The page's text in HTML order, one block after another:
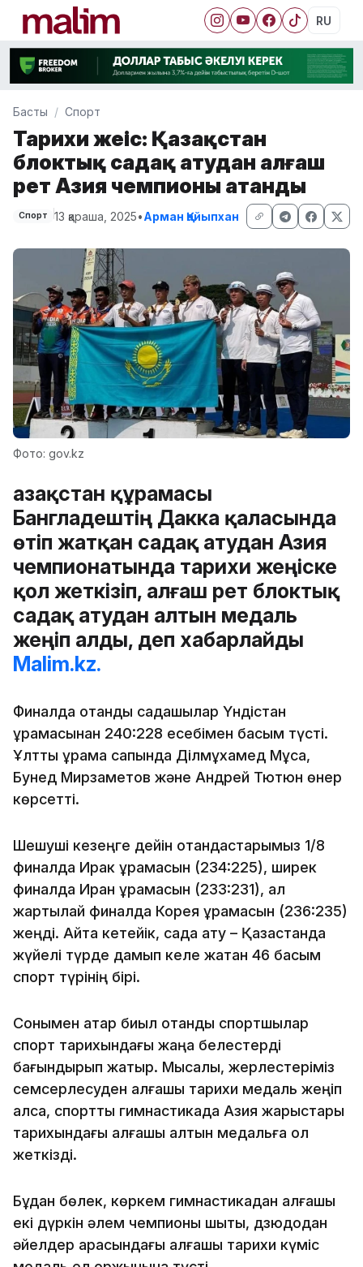
RU
Басты Спорт
Тарихи жеңіс: Қазақстан
блоктық садақ атудан алғаш
рет Азия чемпионы атанды
Спорт 13 қараша, 2025•Арман Қайыпхан
Фото: gov.kz
Қазақстан құрамасы
Бангладештің Дакка қаласында
өтіп жатқан садақ атудан Азия
чемпионатында тарихи жеңіске
қол жеткізіп, алғаш рет блоктық
садақ атудан алтын медаль
жеңіп алды, деп хабарлайды
Malim.kz.
Финалда отандық садақшылар Үндістан
құрамасынан 240:228 есебімен басым түсті.
Ұлттық құрама сапында Ділмұхамед Мұса,
Бунед Мирзаметов және Андрей Тютюн өнер
көрсетті.
Шешуші кезеңге дейін отандастарымыз 1/8
финалда Ирак құрамасын (234:225), ширек
финалда Иран құрамасын (233:231), ал
жартылай финалда Корея құрамасын (236:235)
жеңді. Айта кетейік, садақ ату – Қазақстанда
жүйелі түрде дамып келе жатқан 46 басым
спорт түрінің бірі.
Сонымен қатар биыл отандық спортшылар
спорт тарихындағы жаңа белестерді
бағындырып жатыр. Мысалы, жерлестеріміз
семсерлесуден алғашқы тарихи медаль жеңіп
алса, спорттық гимнастикада Азия жарыстары
тарихындағы алғашқы алтын медальға қол
жеткізді.
Бұдан бөлек, көркем гимнастикадан алғашқы
екі дүркін әлем чемпионы шықты, дзюдодан
әйелдер арасындағы алғашқы тарихи күміс